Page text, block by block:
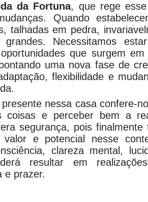
da Fortuna, que rege
Quando
talhadas em pedra,
grandes. Necessitamos
que surgem
uma nova fase de
flexibilidade e
presente nessa casa confere-
coisas e perceber bem a
segurança, pois finalmente
e potencial nesse
clareza mental,
resultar em
e prazer.